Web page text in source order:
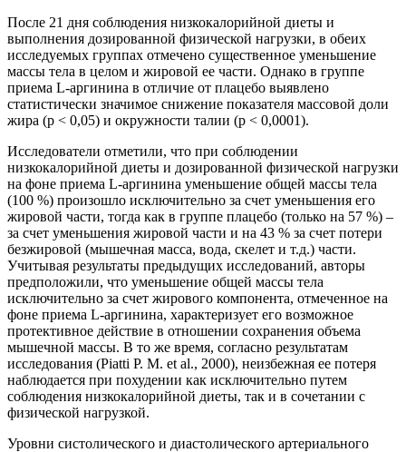
После 21 дня соблюдения низкокалорийной диеты и
выполнения дозированной физической нагрузки, в обеих
исследуемых группах отмечено существенное уменьшение
массы тела в целом и жировой ее части. Однако в группе
приема L-аргинина в отличие от плацебо выявлено
статистически значимое снижение показателя массовой доли
жира (р < 0,05) и окружности талии (р < 0,0001).
Исследователи отметили, что при соблюдении
низкокалорийной диеты и дозированной физической нагрузки
на фоне приема L-аргинина уменьшение общей массы тела
(100 %) произошло исключительно за счет уменьшения его
жировой части, тогда как в группе плацебо (только на 57 %) –
за счет уменьшения жировой части и на 43 % за счет потери
безжировой (мышечная масса, вода, скелет и т.д.) части.
Учитывая результаты предыдущих исследований, авторы
предположили, что уменьшение общей массы тела
исключительно за счет жирового компонента, отмеченное на
фоне приема L-аргинина, характеризует его возможное
протективное действие в отношении сохранения объема
мышечной массы. В то же время, согласно результатам
исследования (Piatti P. M. et al., 2000), неизбежная ее потеря
наблюдается при похудении как исключительно путем
соблюдения низкокалорийной диеты, так и в сочетании с
физической нагрузкой.
Уровни систолического и диастолического артериального